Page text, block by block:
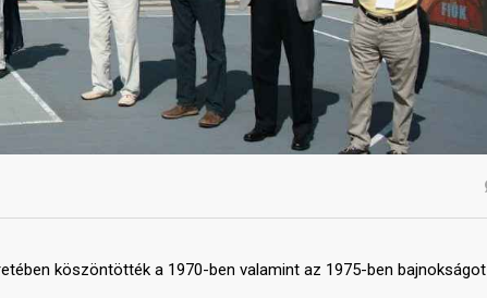
köszöntötték a 1970-ben valamint az 1975-ben bajnokságot